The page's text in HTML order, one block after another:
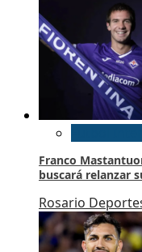
Franco
buscará relanzar
Rosario